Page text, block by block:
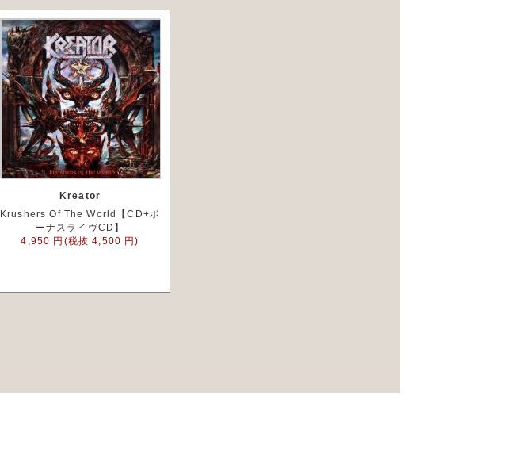
Kreator
Krushers Of The World【CD+ボ
ーナスライヴCD】
4,950 円(税抜 4,500 円)